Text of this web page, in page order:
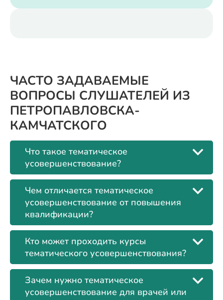
ЧАСТО ЗАДАВАЕМЫЕ
ВОПРОСЫ СЛУШАТЕЛЕЙ ИЗ
ПЕТРОПАВЛОВСКА-
КАМЧАТСКОГО
Что такое тематическое
усовершенствование?
Чем отличается тематическое
усовершенствование от повышения
квалификации?
Кто может проходить курсы
тематического усовершенствования?
Зачем нужно тематическое
усовершенствование для врачей или